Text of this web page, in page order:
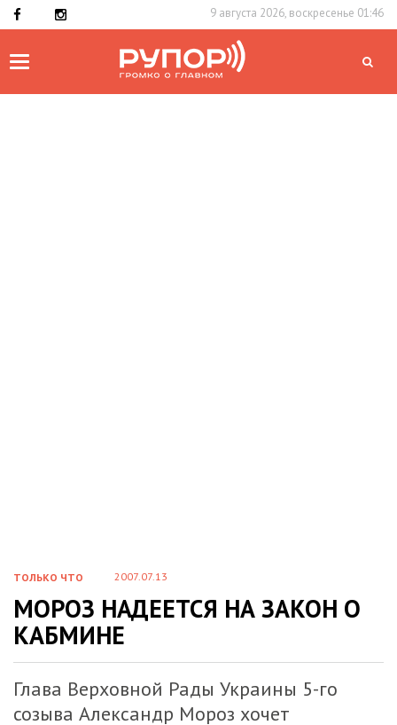
9 августа 2026, воскресенье 01:46
Toggle
ТОЛЬКО ЧТО 2007.07.13
МОРОЗ НАДЕЕТСЯ НА ЗАКОН О
КАБМИНЕ
Глава Верховной Рады Украины 5-го
созыва Александр Мороз хочет